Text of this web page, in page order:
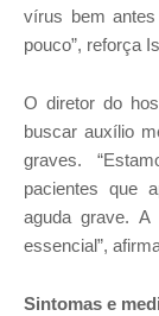
vírus bem
pouco”, reforça
O diretor do
buscar auxílio
graves.
pacientes que
aguda grave. A
essencial”,
Sintomas e